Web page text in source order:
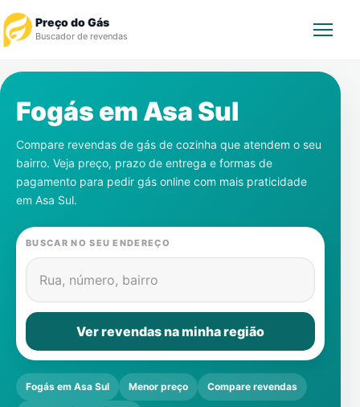
Preço do Gás
Buscador de revendas
Notícias
Gás
Contatos
Fogás emAsa Sul
Compare revendas de gás de cozinha que atendem o seu
bairro. Veja preço, prazo de entrega e formas de
pagamento para pedir gás online com mais praticidade
em Asa Sul.
BUSCAR NO SEU ENDEREÇO
Rua, número, bairro
Ver revendas na minha região
Fogás em Asa Sul Menor preço Compare revendas